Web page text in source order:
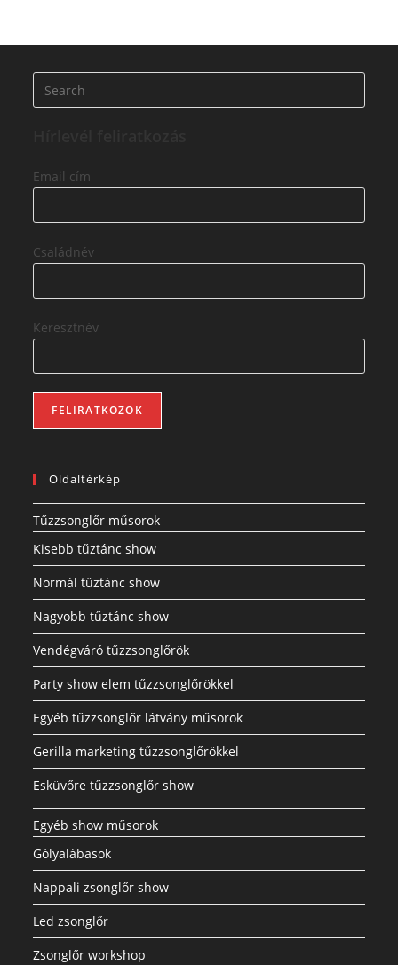
Email cím
Családnév
Keresztnév
Oldaltérkép
Tűzzsonglőr műsorok
Kisebb tűztánc show
Normál tűztánc show
Nagyobb tűztánc show
Vendégváró tűzzsonglőrök
Party show elem tűzzsonglőrökkel
Egyéb tűzzsonglőr látvány műsorok
Gerilla marketing tűzzsonglőrökkel
Esküvőre tűzzsonglőr show
Egyéb show műsorok
Gólyalábasok
Nappali zsonglőr show
Led zsonglőr
Zsonglőr workshop